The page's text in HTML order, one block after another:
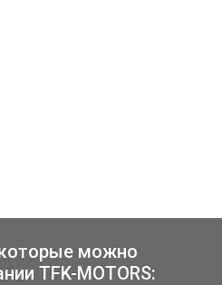
можно
TFK-MOTORS: